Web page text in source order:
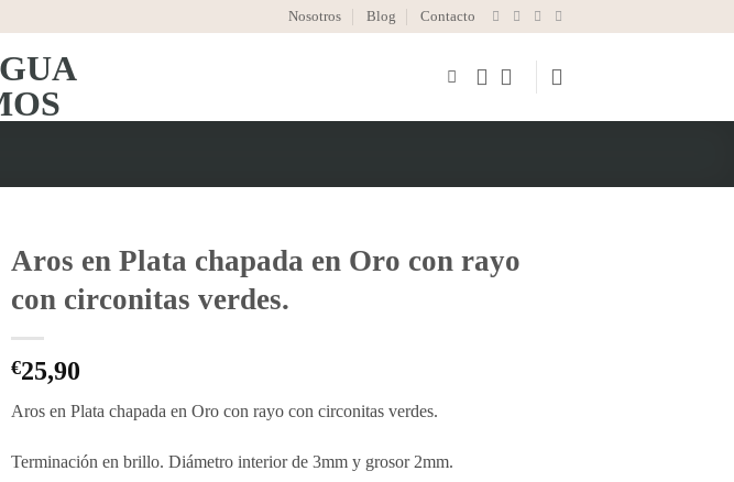
Nosotros Blog Contacto
Aros en Plata chapada en Oro con rayo
con circonitas verdes.
€25,90
Aros en Plata chapada en Oro con rayo con circonitas verdes.
Terminación en brillo. Diámetro interior de 3mm y grosor 2mm.